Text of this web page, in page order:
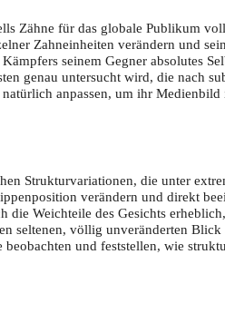
Zähne für das globale Publikum
Zahneinheiten verändern und
seinem Gegner absolutes
genau untersucht wird, die nach
anpassen, um ihr
Strukturvariationen, die unter
verändern und direkt
Weichteile des Gesichts
seltenen, völlig unveränderten
und feststellen, wie